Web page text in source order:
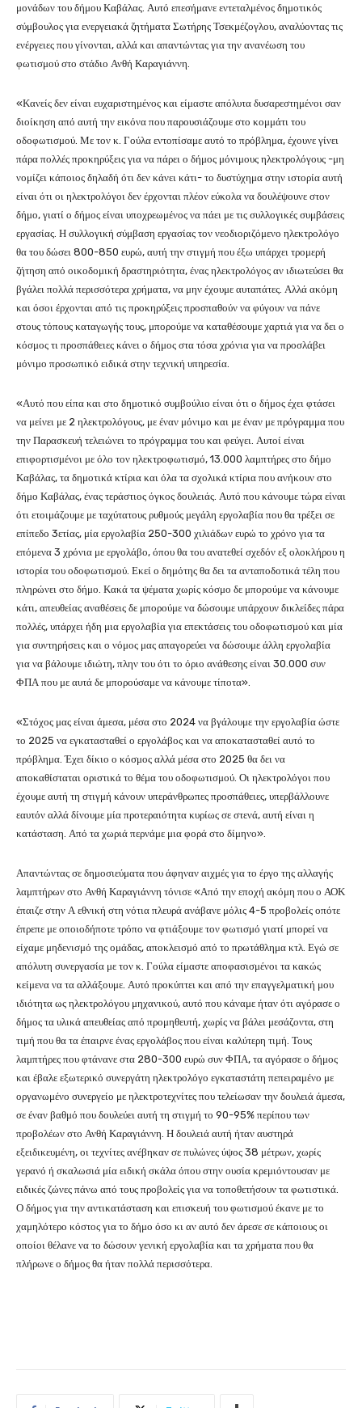
μονάδων του δήμου Καβάλας. Αυτό επεσήμανε εντεταλμένος δημοτικός
σύμβουλος για ενεργειακά ζητήματα Σωτήρης Τσεκμέζογλου, αναλύοντας τις
ενέργειες που γίνονται, αλλά και απαντώντας για την ανανέωση του
φωτισμού στο στάδιο Ανθή Καραγιάννη.
«Κανείς δεν είναι ευχαριστημένος και είμαστε απόλυτα δυσαρεστημένοι σαν
διοίκηση από αυτή την εικόνα που παρουσιάζουμε στο κομμάτι του
οδοφωτισμού. Με τον κ. Γούλα εντοπίσαμε αυτό το πρόβλημα, έχουνε γίνει
πάρα πολλές προκηρύξεις για να πάρει ο δήμος μόνιμους ηλεκτρολόγους -μη
νομίζει κάποιος δηλαδή ότι δεν κάνει κάτι- το δυστύχημα στην ιστορία αυτή
είναι ότι οι ηλεκτρολόγοι δεν έρχονται πλέον εύκολα να δουλέψουνε στον
δήμο, γιατί ο δήμος είναι υποχρεωμένος να πάει με τις συλλογικές συμβάσεις
εργασίας. Η συλλογική σύμβαση εργασίας τον νεοδιοριζόμενο ηλεκτρολόγο
θα του δώσει 800-850 ευρώ, αυτή την στιγμή που έξω υπάρχει τρομερή
ζήτηση από οικοδομική δραστηριότητα, ένας ηλεκτρολόγος αν ιδιωτεύσει θα
βγάλει πολλά περισσότερα χρήματα, να μην έχουμε αυταπάτες. Αλλά ακόμη
και όσοι έρχονται από τις προκηρύξεις προσπαθούν να φύγουν να πάνε
στους τόπους καταγωγής τους, μπορούμε να καταθέσουμε χαρτιά για να δει ο
κόσμος τι προσπάθειες κάνει ο δήμος στα τόσα χρόνια για να προσλάβει
μόνιμο προσωπικό ειδικά στην τεχνική υπηρεσία.
«Αυτό που είπα και στο δημοτικό συμβούλιο είναι ότι ο δήμος έχει φτάσει
να μείνει με 2 ηλεκτρολόγους, με έναν μόνιμο και με έναν με πρόγραμμα που
την Παρασκευή τελειώνει το πρόγραμμα του και φεύγει. Αυτοί είναι
επιφορτισμένοι με όλο τον ηλεκτροφωτισμό, 13.000 λαμπτήρες στο δήμο
Καβάλας, τα δημοτικά κτίρια και όλα τα σχολικά κτίρια που ανήκουν στο
δήμο Καβάλας, ένας τεράστιος όγκος δουλειάς. Αυτό που κάνουμε τώρα είναι
ότι ετοιμάζουμε με ταχύτατους ρυθμούς μεγάλη εργολαβία που θα τρέξει σε
επίπεδο 3ετίας, μία εργολαβία 250-300 χιλιάδων ευρώ το χρόνο για τα
επόμενα 3 χρόνια με εργολάβο, όπου θα του ανατεθεί σχεδόν εξ ολοκλήρου η
ιστορία του οδοφωτισμού. Εκεί ο δημότης θα δει τα ανταποδοτικά τέλη που
πληρώνει στο δήμο. Κακά τα ψέματα χωρίς κόσμο δε μπορούμε να κάνουμε
κάτι, απευθείας αναθέσεις δε μπορούμε να δώσουμε υπάρχουν δικλείδες πάρα
πολλές, υπάρχει ήδη μια εργολαβία για επεκτάσεις του οδοφωτισμού και μία
για συντηρήσεις και ο νόμος μας απαγορεύει να δώσουμε άλλη εργολαβία
για να βάλουμε ιδιώτη, πλην του ότι το όριο ανάθεσης είναι 30.000 συν
ΦΠΑ που με αυτά δε μπορούσαμε να κάνουμε τίποτα».
«Στόχος μας είναι άμεσα, μέσα στο 2024 να βγάλουμε την εργολαβία ώστε
το 2025 να εγκατασταθεί ο εργολάβος και να αποκατασταθεί αυτό το
πρόβλημα. Έχει δίκιο ο κόσμος αλλά μέσα στο 2025 θα δει να
αποκαθίσταται οριστικά το θέμα του οδοφωτισμού. Οι ηλεκτρολόγοι που
έχουμε αυτή τη στιγμή κάνουν υπεράνθρωπες προσπάθειες, υπερβάλλουνε
εαυτόν αλλά δίνουμε μία προτεραιότητα κυρίως σε στενά, αυτή είναι η
κατάσταση. Από τα χωριά περνάμε μια φορά στο δίμηνο».
Απαντώντας σε δημοσιεύματα που άφηναν αιχμές για το έργο της αλλαγής
λαμπτήρων στο Ανθή Καραγιάννη τόνισε «Από την εποχή ακόμη που ο ΑΟΚ
έπαιζε στην Α εθνική στη νότια πλευρά ανάβανε μόλις 4-5 προβολείς οπότε
έπρεπε με οποιοδήποτε τρόπο να φτιάξουμε τον φωτισμό γιατί μπορεί να
είχαμε μηδενισμό της ομάδας, αποκλεισμό από το πρωτάθλημα κτλ. Εγώ σε
απόλυτη συνεργασία με τον κ. Γούλα είμαστε αποφασισμένοι τα κακώς
κείμενα να τα αλλάξουμε. Αυτό προκύπτει και από την επαγγελματική μου
ιδιότητα ως ηλεκτρολόγου μηχανικού, αυτό που κάναμε ήταν ότι αγόρασε ο
δήμος τα υλικά απευθείας από προμηθευτή, χωρίς να βάλει μεσάζοντα, στη
τιμή που θα τα έπαιρνε ένας εργολάβος που είναι καλύτερη τιμή. Τους
λαμπτήρες που φτάνανε στα 280-300 ευρώ συν ΦΠΑ, τα αγόρασε ο δήμος
και έβαλε εξωτερικό συνεργάτη ηλεκτρολόγο εγκαταστάτη πεπειραμένο με
οργανωμένο συνεργείο με ηλεκτροτεχνίτες που τελείωσαν την δουλειά άμεσα,
σε έναν βαθμό που δουλεύει αυτή τη στιγμή το 90-95% περίπου των
προβολέων στο Ανθή Καραγιάννη. Η δουλειά αυτή ήταν αυστηρά
εξειδικευμένη, οι τεχνίτες ανέβηκαν σε πυλώνες ύψος 38 μέτρων, χωρίς
γερανό ή σκαλωσιά μία ειδική σκάλα όπου στην ουσία κρεμιόντουσαν με
ειδικές ζώνες πάνω από τους προβολείς για να τοποθετήσουν τα φωτιστικά.
Ο δήμος για την αντικατάσταση και επισκευή του φωτισμού έκανε με το
χαμηλότερο κόστος για το δήμο όσο κι αν αυτό δεν άρεσε σε κάποιους οι
οποίοι θέλανε να το δώσουν γενική εργολαβία και τα χρήματα που θα
πλήρωνε ο δήμος θα ήταν πολλά περισσότερα.